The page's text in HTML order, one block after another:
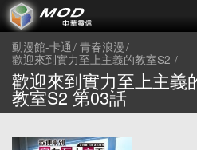
動漫館-卡通 青春浪漫
歡迎來到實力至上主義的教室S2
歡迎來到實力至上主義
教室S2 第03話